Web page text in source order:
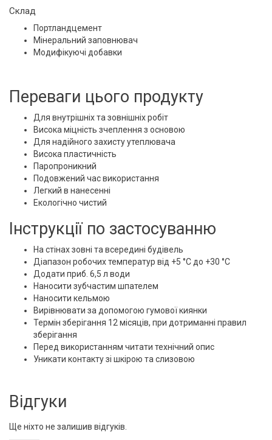
Склад
Портландцемент
Мінеральний заповнювач
Модифікуючі добавки
Переваги цього продукту
Для внутрішніх та зовнішніх робіт
Висока міцність зчеплення з основою
Для надійного захисту утеплювача
Висока пластичність
Паропроникний
Подовжений час використання
Легкий в нанесенні
Екологічно чистий
Інструкції по застосуванню
На стінах зовні та всередині будівель
Діапазон робочих температур від +5 °C до +30 °C
Додати приб. 6,5 л води
Наносити зубчастим шпателем
Наносити кельмою
Вирівнювати за допомогою гумової киянки
Термін зберігання 12 місяців, при дотриманні правил
зберігання
Перед використанням читати технічний опис
Уникати контакту зі шкірою та слизовою
Відгуки
Ще ніхто не залишив відгуків.